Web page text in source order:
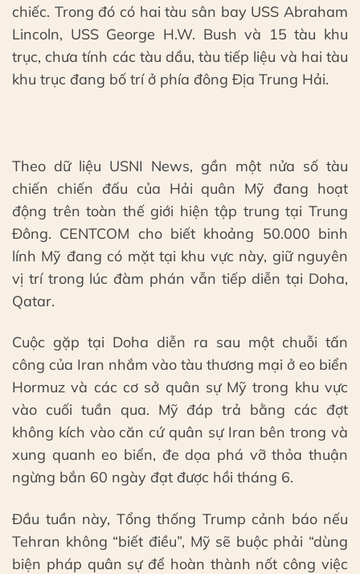
chiếc. Trong đó có hai tàu sân bay USS Abraham
Lincoln, USS George H.W. Bush và 15 tàu khu
trục, chưa tính các tàu dầu, tàu tiếp liệu và hai tàu
khu trục đang bố trí ở phía đông Địa Trung Hải.
Theo dữ liệu USNI News, gần một nửa số tàu
chiến chiến đấu của Hải quân Mỹ đang hoạt
động trên toàn thế giới hiện tập trung tại Trung
Đông. CENTCOM cho biết khoảng 50.000 binh
lính Mỹ đang có mặt tại khu vực này, giữ nguyên
vị trí trong lúc đàm phán vẫn tiếp diễn tại Doha,
Qatar.
Cuộc gặp tại Doha diễn ra sau một chuỗi tấn
công của Iran nhắm vào tàu thương mại ở eo biển
Hormuz và các cơ sở quân sự Mỹ trong khu vực
vào cuối tuần qua. Mỹ đáp trả bằng các đợt
không kích vào căn cứ quân sự Iran bên trong và
xung quanh eo biển, đe dọa phá vỡ thỏa thuận
ngừng bắn 60 ngày đạt được hồi tháng 6.
Đầu tuần này, Tổng thống Trump cảnh báo nếu
Tehran không “biết điều”, Mỹ sẽ buộc phải “dùng
biện pháp quân sự để hoàn thành nốt công việc